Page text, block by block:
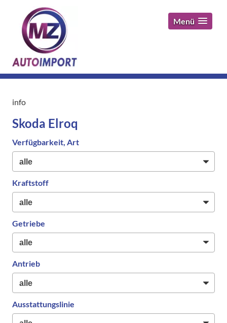
Menü
info
Skoda Elroq
Verfügbarkeit, Art
Kraftstoff
Getriebe
Antrieb
Ausstattungslinie